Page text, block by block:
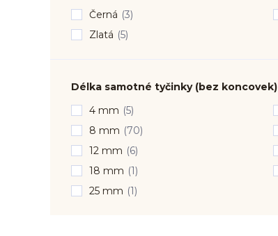
Černá (3)
Zlatá (5)
Délka samotné tyčinky (bez koncovek)
4 mm (5)
8 mm (70)
12 mm (6)
18 mm (1)
25 mm (1)